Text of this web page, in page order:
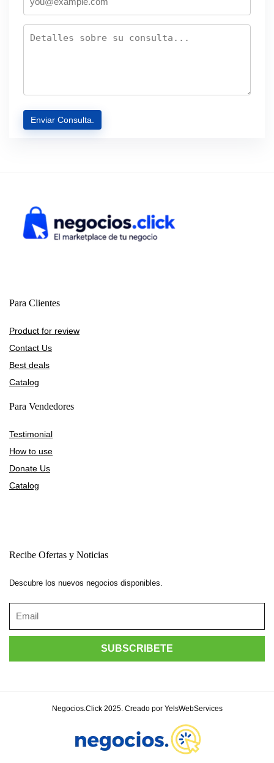
Para Clientes
Product for review
Contact Us
Best deals
Catalog
Para Vendedores
Testimonial
How to use
Donate Us
Catalog
Recibe Ofertas y Noticias
Descubre los nuevos negocios disponibles.
Negocios.Click 2025. Creado por YelsWebServices